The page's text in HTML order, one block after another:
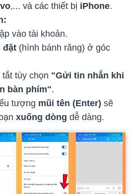
,... và các thiết bị iPhone.
vào tài khoản.
đặt (hình bánh răng) ở góc
tắt tùy chọn "Gửi tin nhắn khi
bàn phím".
tượng mũi tên (Enter) sẽ
xuống dòng dễ dàng.